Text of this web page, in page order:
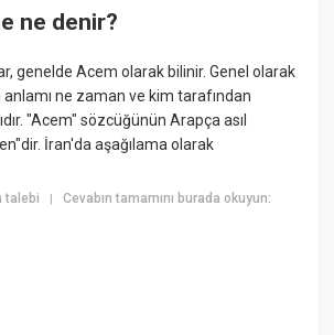
ne denir?
genelde Acem olarak bilinir. Genel olarak
ne zaman ve kim tarafından
"Acem" sözcüğünün Arapça asıl
İran'da aşağılama olarak
talebi |Cevabın tamamını burada okuyun: